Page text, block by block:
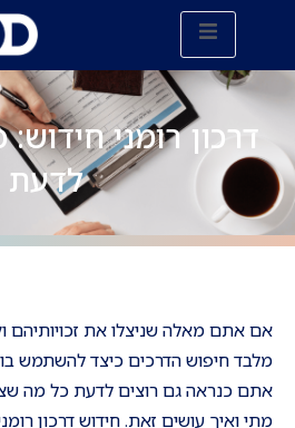
דרכון רומני
לדעת
אם אתם מאלה שניצלו את זכויותיהם
מלבד חיפוש הדרכים כיצד להשתמש
אתם כנראה גם רוצים לדעת כל מה
מתי ואיך עושים זאת. חידוש דרכון